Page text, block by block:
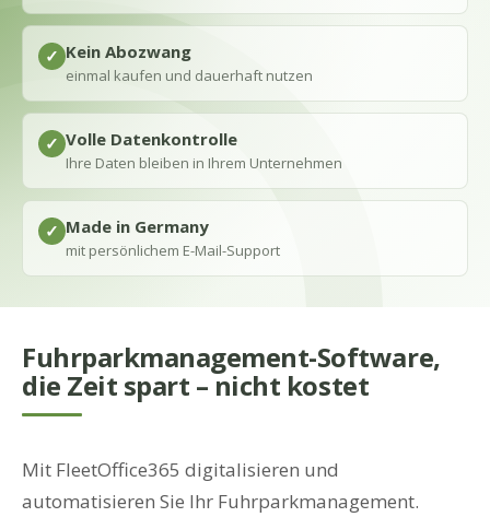
✓ Kein Abozwang
einmal kaufen und dauerhaft nutzen
✓ Volle Datenkontrolle
Ihre Daten bleiben in Ihrem Unternehmen
✓ Made in Germany
mit persönlichem E-Mail-Support
Fuhrparkmanagement-Software,
die Zeit spart – nicht kostet
Mit FleetOffice365 digitalisieren und
automatisieren Sie Ihr Fuhrparkmanagement.